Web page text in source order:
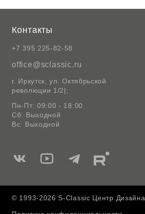
Контакты
+7 395 225-82-58
office@sclassic.ru
г. Иркутск, ул. Октябрьской
революции 1/2|;
Пн-Пт: 09:00 - 18:00
Сб: Выходной
Вс: Выходной
Мы
Вконтакте
Мы
Ютуб
Мы
Telegram
Мы
Rutube
© 1993-2026 S-Classic Центр Дизайна